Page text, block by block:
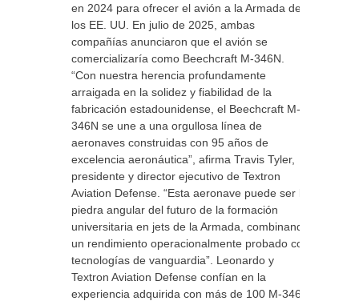
en 2024 para ofrecer el avión a la Armada de
los EE. UU. En julio de 2025, ambas
compañías anunciaron que el avión se
comercializaría como Beechcraft M-346N.
“Con nuestra herencia profundamente
arraigada en la solidez y fiabilidad de la
fabricación estadounidense, el Beechcraft M-
346N se une a una orgullosa línea de
aeronaves construidas con 95 años de
excelencia aeronáutica”, afirma Travis Tyler,
presidente y director ejecutivo de Textron
Aviation Defense. “Esta aeronave puede ser la
piedra angular del futuro de la formación
universitaria en jets de la Armada, combinando
un rendimiento operacionalmente probado con
tecnologías de vanguardia”. Leonardo y
Textron Aviation Defense confían en la
experiencia adquirida con más de 100 M-346